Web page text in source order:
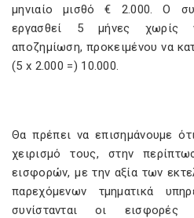
μηνιαίο μισθό € 2.000. Ο
εργασθεί 5 μήνες χωρίς
αποζημίωση, προκειμένου να
(5 x 2.000 =) 10.000.
Θα πρέπει να επισημάνουμε
χειρισμό τους, στην
εισφορών, με την αξία των
παρεχόμενων τμηματικά
συνίστανται οι εισφορές